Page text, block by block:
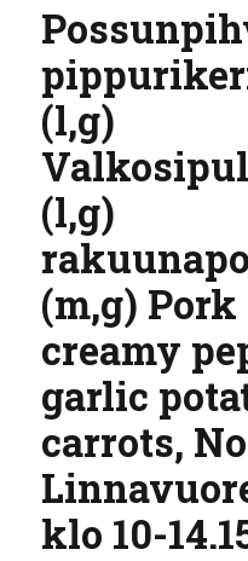
(l,g)
(l,g)
(m,g)
creamy
garlic
carrots,
klo 10-